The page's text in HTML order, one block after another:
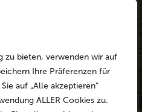
zu bieten, verwenden wir auf
Ihre Präferenzen für
auf „Alle akzeptieren“
ALLER Cookies zu.